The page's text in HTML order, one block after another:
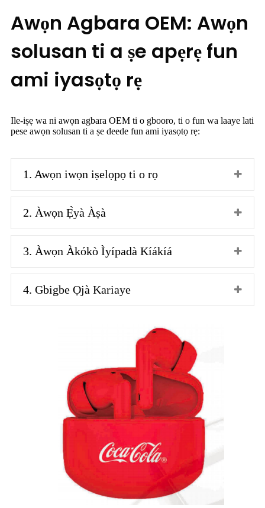
Awọn Agbara OEM: Awọn
solusan ti a ṣe apẹrẹ fun
ami iyasọtọ rẹ
Ile-iṣẹ wa ni awọn agbara OEM ti o gbooro, ti o fun wa laaye lati
pese awọn solusan ti a ṣe deede fun ami iyasọtọ rẹ:
1. Awọn iwọn iṣelọpọ ti o rọ
2. Àwọn Ẹ̀yà Àṣà
3. Àwọn Àkókò Ìyípadà Kíákíá
4. Gbigbe Ọjà Kariaye